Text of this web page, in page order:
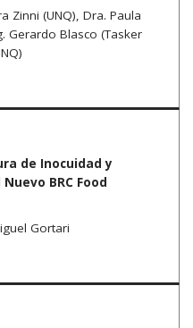
Zinni (UNQ), Dra. Paula
Gerardo Blasco (Tasker
de Inocuidad y
BRC Food
Gortari